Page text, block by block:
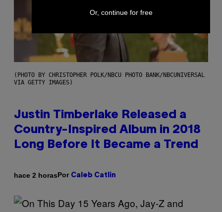
(PHOTO BY CHRISTOPHER POLK/NBCU PHOTO BANK/NBCUNIVERSAL
VIA GETTY IMAGES)
Justin Timberlake Released a
Country-Inspired Album in 2018
Long Before It Became a Trend
hace 2 horasPor Caleb Catlin
Or, continue for free